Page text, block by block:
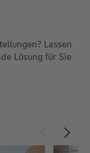
Lassen
Lösung für Sie